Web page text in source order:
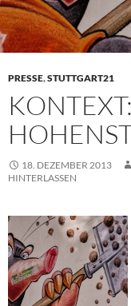
PRESSE,STUTTGART21
18. DEZEMBER 2013
HINTERLASSEN